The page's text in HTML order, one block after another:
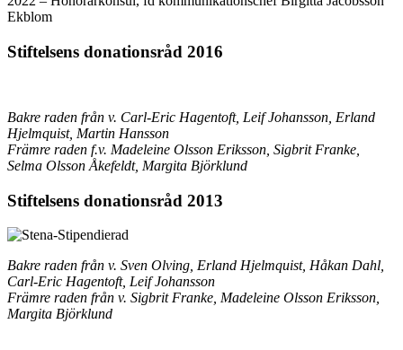
Ekblom
Stiftelsens donationsråd 2016
Bakre raden från v. Carl-Eric Hagentoft, Leif Johansson, Erland
Hjelmquist, Martin Hansson
Främre raden f.v. Madeleine Olsson Eriksson, Sigbrit Franke,
Selma Olsson Åkefeldt, Margita Björklund
Stiftelsens donationsråd 2013
Bakre raden från v. Sven Olving, Erland Hjelmquist, Håkan Dahl,
Carl-Eric Hagentoft, Leif Johansson
Främre raden från v. Sigbrit Franke, Madeleine Olsson Eriksson,
Margita Björklund